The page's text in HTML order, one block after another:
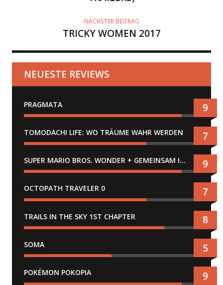
NÄCHSTER BEITRAG
TRICKY WOMEN 2017
NEUESTE REVIEWS
PRAGMATA 9
TOMODACHI LIFE: WO TRÄUME WAHR WERDEN 7
SUPER MARIO BROS. WONDER + GEMEINSAM IM BELLABEL-PARK 9
OCTOPATH TRAVELER 0 7
TRAILS IN THE SKY 1ST CHAPTER 8
SOMA 5
POKÉMON POKOPIA 9